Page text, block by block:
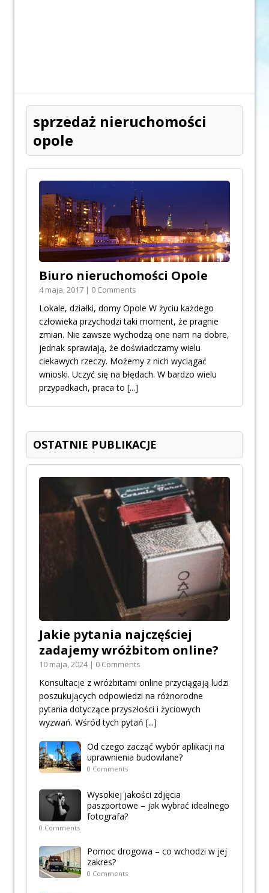
sprzedaż nieruchomości
opole
Biuro nieruchomości Opole
4 maja, 2017 | 0 Comments
Lokale, działki, domy Opole W życiu każdego
człowieka przychodzi taki moment, że pragnie
zmian. Nie zawsze wychodzą one nam na dobre,
jednak sprawiają, że doświadczamy wielu
ciekawych rzeczy. Możemy z nich wyciągać
wnioski. Uczyć się na błędach. W bardzo wielu
przypadkach, praca to [...]
OSTATNIE PUBLIKACJE
Jakie pytania najczęściej
zadajemy wróżbitom online?
10 maja, 2024 | 0 Comments
Konsultacje z wróżbitami online przyciągają ludzi
poszukujących odpowiedzi na różnorodne
pytania dotyczące przyszłości i życiowych
wyzwań. Wśród tych pytań [...]
Od czego zacząć wybór aplikacji na
uprawnienia budowlane?
0 Comments
Wysokiej jakości zdjęcia
paszportowe – jak wybrać idealnego
fotografa?
0 Comments
Pomoc drogowa – co wchodzi w jej
zakres?
0 Comments